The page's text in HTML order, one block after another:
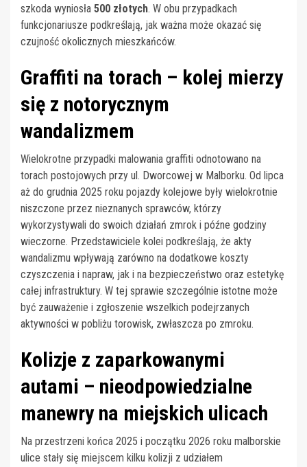
szkoda wyniosła 500 złotych. W obu przypadkach
funkcjonariusze podkreślają, jak ważna może okazać się
czujność okolicznych mieszkańców.
Graffiti na torach – kolej mierzy
się z notorycznym
wandalizmem
Wielokrotne przypadki malowania graffiti odnotowano na
torach postojowych przy ul. Dworcowej w Malborku. Od lipca
aż do grudnia 2025 roku pojazdy kolejowe były wielokrotnie
niszczone przez nieznanych sprawców, którzy
wykorzystywali do swoich działań zmrok i późne godziny
wieczorne. Przedstawiciele kolei podkreślają, że akty
wandalizmu wpływają zarówno na dodatkowe koszty
czyszczenia i napraw, jak i na bezpieczeństwo oraz estetykę
całej infrastruktury. W tej sprawie szczególnie istotne może
być zauważenie i zgłoszenie wszelkich podejrzanych
aktywności w pobliżu torowisk, zwłaszcza po zmroku.
Kolizje z zaparkowanymi
autami – nieodpowiedzialne
manewry na miejskich ulicach
Na przestrzeni końca 2025 i początku 2026 roku malborskie
ulice stały się miejscem kilku kolizji z udziałem